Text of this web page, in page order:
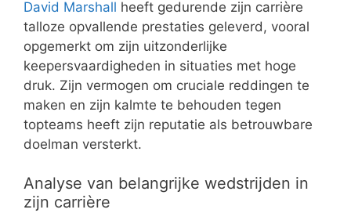
David Marshall heeft gedurende zijn carrière
talloze opvallende prestaties geleverd, vooral
opgemerkt om zijn uitzonderlijke
keepersvaardigheden in situaties met hoge
druk. Zijn vermogen om cruciale reddingen te
maken en zijn kalmte te behouden tegen
topteams heeft zijn reputatie als betrouwbare
doelman versterkt.
Analyse van belangrijke wedstrijden in
zijn carrière